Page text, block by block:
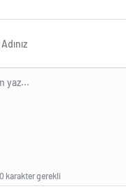
karakter gerekli